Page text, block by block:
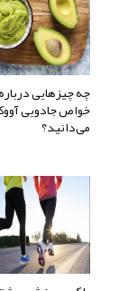
چه چیزهایی درباره
خواص جادویی
می‌دانید؟